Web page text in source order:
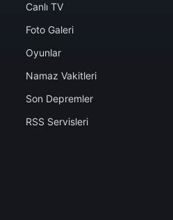
Canlı TV
Foto Galeri
Oyunlar
Namaz Vakitleri
Son Depremler
RSS Servisleri